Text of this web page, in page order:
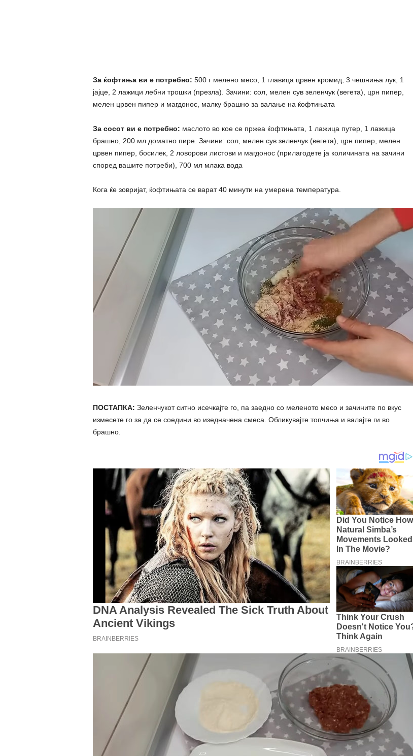
За ќофтиња ви е потребно: 500 г мелено месо, 1 главица црвен кромид, 3 чешниња лук, 1
јајце, 2 лажици лебни трошки (презла). Зачини: сол, мелен сув зеленчук (вегета), црн пипер,
мелен црвен пипер и магдонос, малку брашно за валање на ќофтињата
За сосот ви е потребно: маслото во кое се пржеа ќофтињата, 1 лажица путер, 1 лажица
брашно, 200 мл доматно пире. Зачини: сол, мелен сув зеленчук (вегета), црн пипер, мелен
црвен пипер, босилек, 2 ловорови листови и магдонос (прилагодете ја количината на зачини
според вашите потреби), 700 мл млака вода
Кога ќе зовријат, ќофтињата се варат 40 минути на умерена температура.
ПОСТАПКА: Зеленчукот ситно исечкајте го, па заедно со меленото месо и зачините по вкус
измесете го за да се соедини во изедначена смеса. Обликувајте топчиња и валајте ги во
брашно.